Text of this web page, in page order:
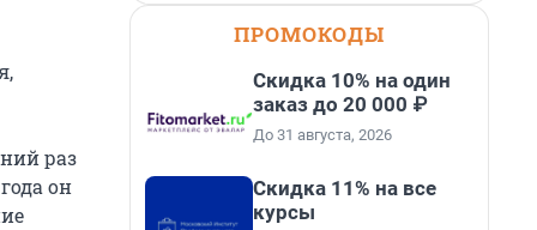
раз
он
ПРОМОКОДЫ
Скидка 10% на один
заказ до 20 000 ₽
До 31 августа, 2026
Скидка 11% на все
курсы